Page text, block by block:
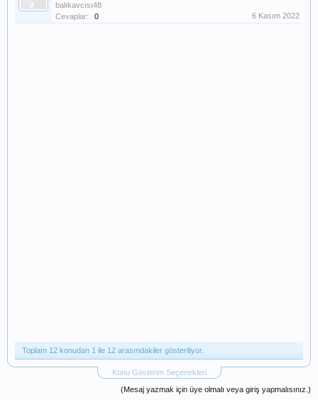
balıkavcısı48
Cevaplar:
0 6 Kasım 2022
Toplam 12 konudan 1 ile 12 arasındakiler gösteriliyor.
Konu Gösterim Seçenekleri
(Mesaj yazmak için üye olmalı veya giriş yapmalısınız.)